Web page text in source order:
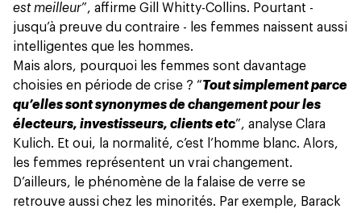
est meilleur”, affirme Gill Whitty-Collins. Pourtant -
jusqu’à preuve du contraire - les femmes naissent aussi
intelligentes que les hommes.
Mais alors, pourquoi les femmes sont davantage
choisies en période de crise ? “Tout simplement parce
qu’elles sont synonymes de changement pour les
électeurs, investisseurs, clients etc”, analyse Clara
Kulich. Et oui, la normalité, c’est l’homme blanc. Alors,
les femmes représentent un vrai changement.
D’ailleurs, le phénomène de la falaise de verre se
retrouve aussi chez les minorités. Par exemple, Barack